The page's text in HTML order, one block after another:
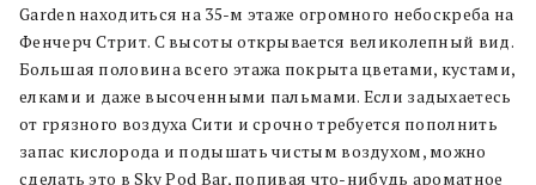
Garden находиться на 35-м этаже огромного небоскреба на
Фенчерч Стрит. С высоты открывается великолепный вид.
Большая половина всего этажа покрыта цветами, кустами,
елками и даже высоченными пальмами. Если задыхаетесь
от грязного воздуха Сити и срочно требуется пополнить
запас кислорода и подышать чистым воздухом, можно
сделать это в Sky Pod Bar, попивая что-нибудь ароматное